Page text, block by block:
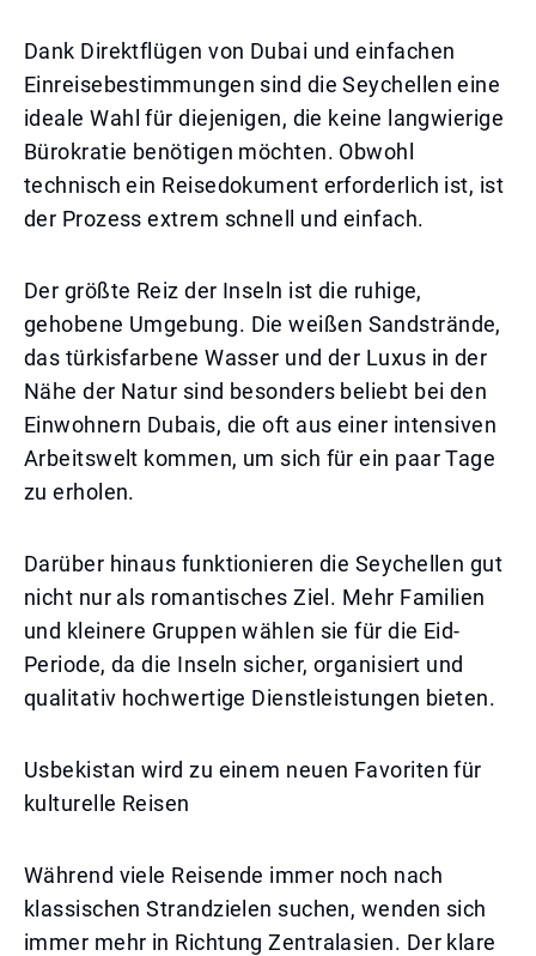
Dank Direktflügen von Dubai und einfachen
Einreisebestimmungen sind die Seychellen eine
ideale Wahl für diejenigen, die keine langwierige
Bürokratie benötigen möchten. Obwohl
technisch ein Reisedokument erforderlich ist, ist
der Prozess extrem schnell und einfach.
Der größte Reiz der Inseln ist die ruhige,
gehobene Umgebung. Die weißen Sandstrände,
das türkisfarbene Wasser und der Luxus in der
Nähe der Natur sind besonders beliebt bei den
Einwohnern Dubais, die oft aus einer intensiven
Arbeitswelt kommen, um sich für ein paar Tage
zu erholen.
Darüber hinaus funktionieren die Seychellen gut
nicht nur als romantisches Ziel. Mehr Familien
und kleinere Gruppen wählen sie für die Eid-
Periode, da die Inseln sicher, organisiert und
qualitativ hochwertige Dienstleistungen bieten.
Usbekistan wird zu einem neuen Favoriten für
kulturelle Reisen
Während viele Reisende immer noch nach
klassischen Strandzielen suchen, wenden sich
immer mehr in Richtung Zentralasien. Der klare